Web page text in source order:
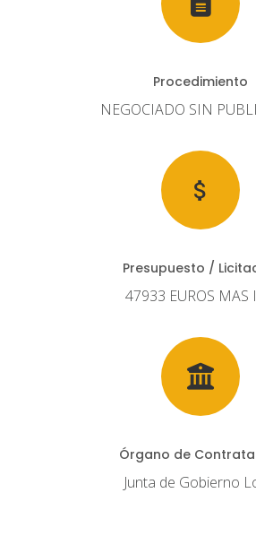
Procedimiento
NEGOCIADO SIN
Presupuesto /
47933 EUROS MAS
Órgano de
Junta de Gobierno